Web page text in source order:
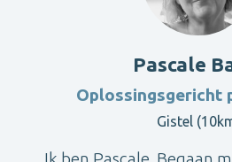
Pascale
Oplossingsgericht
Gistel